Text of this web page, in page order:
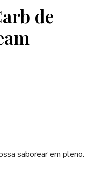
de
saborear em pleno.